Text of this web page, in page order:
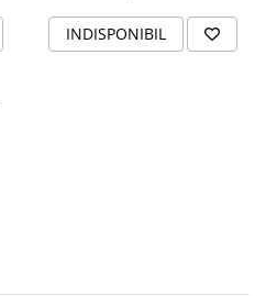
INDISPONIBIL